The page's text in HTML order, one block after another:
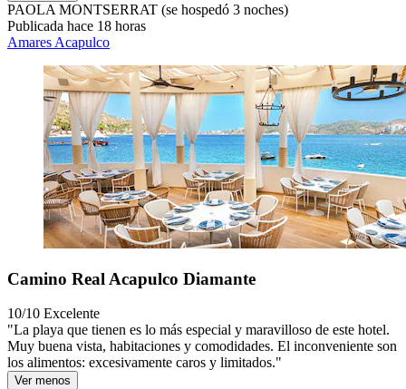
PAOLA MONTSERRAT (se hospedó 3 noches)
Publicada hace 18 horas
Amares Acapulco
Camino Real Acapulco Diamante
10/10 Excelente
"La playa que tienen es lo más especial y maravilloso de este hotel.
Muy buena vista, habitaciones y comodidades. El inconveniente son
los alimentos: excesivamente caros y limitados."
Ver menos